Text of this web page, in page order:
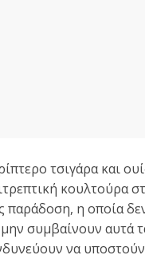
τσιγάρα και
κουλτούρα
παράδοση, η οποία
συμβαίνουν αυτά
να